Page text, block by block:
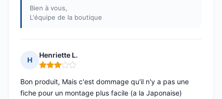
Bien à vous,
L'équipe de la boutique
H
Henriette L.
Note : 3 sur 5
Bon produit, Mais c'est dommage qu'il n'y a pas une
fiche pour un montage plus facile (a la Japonaise)